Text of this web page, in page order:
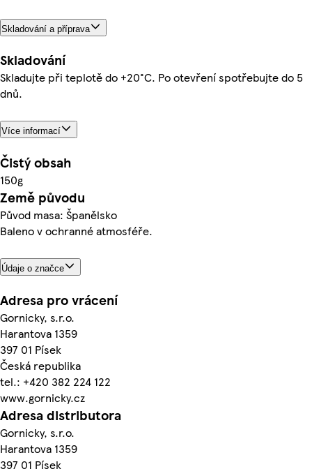
Skladování a příprava
Skladování
Skladujte při teplotě do +20°C. Po otevření spotřebujte do 5
dnů.
Více informací
Čistý obsah
150g
Země původu
Původ masa: Španělsko
Baleno v ochranné atmosféře.
Údaje o značce
Adresa pro vrácení
Gornicky, s.r.o.
Harantova 1359
397 01 Písek
Česká republika
tel.: +420 382 224 122
www.gornicky.cz
Adresa distributora
Gornicky, s.r.o.
Harantova 1359
397 01 Písek